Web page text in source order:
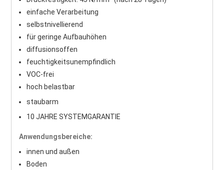
einfache Verarbeitung
selbstnivellierend
für geringe Aufbauhöhen
diffusionsoffen
feuchtigkeitsunempfindlich
VOC-frei
hoch belastbar
staubarm
10 JAHRE SYSTEMGARANTIE
Anwendungsbereiche:
innen und außen
Boden